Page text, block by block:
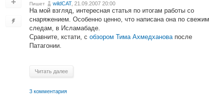
Пишет wildCAT, 21.09.2007 20:00
На мой взгляд, интересная статья по итогам работы со
снаряжением. Особенно ценно, что написана она по свежим
следам, в Исламабаде.
Сравните, кстати, с обзором Тима Ахмедханова после
Патагонии.
Читать далее
3 комментария